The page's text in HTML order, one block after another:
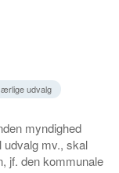
udvalg
myndighed
udvalg mv., skal
jf. den kommunale